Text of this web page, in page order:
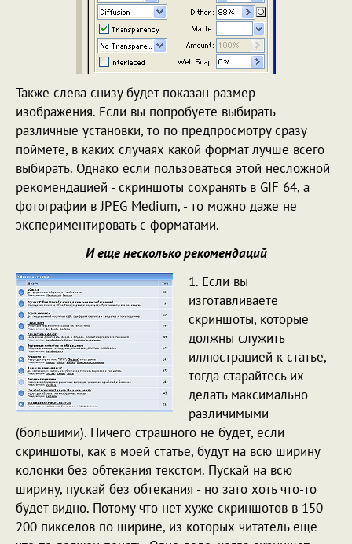
Также слева снизу будет показан размер
изображения. Если вы попробуете выбирать
различные установки, то по предпросмотру сразу
поймете, в каких случаях какой формат лучше всего
выбирать. Однако если пользоваться этой несложной
рекомендацией - скриншоты сохранять в GIF 64, а
фотографии в JPEG Medium, - то можно даже не
экспериментировать с форматами.
И еще несколько рекомендаций
1. Если вы
изготавливаете
скриншоты, которые
должны служить
иллюстрацией к статье,
тогда старайтесь их
делать максимально
различимыми
(большими). Ничего страшного не будет, если
скриншоты, как в моей статье, будут на всю ширину
колонки без обтекания текстом. Пускай на всю
ширину, пускай без обтекания - но зато хоть что-то
будет видно. Потому что нет хуже скриншотов в 150-
200 пикселов по ширине, из которых читатель еще